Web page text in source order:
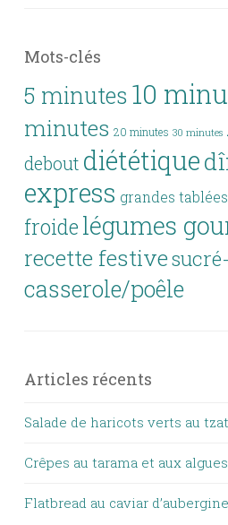
Mots-clés
5 minutes 10
minutes 20 minutes 30 minutes
debout diététique
express grandes tablées
froide légumes
recette festive
casserole/poêle
Articles récents
Salade de haricots verts au
Crêpes au tarama et aux
Flatbread au caviar